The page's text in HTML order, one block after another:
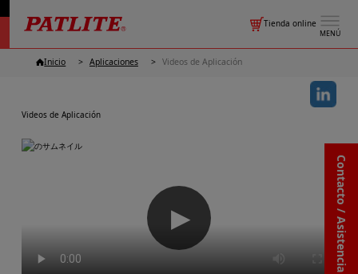
MENÚ
Tienda online
Contacto / Asistencia
Inicio Aplicaciones Videos de Aplicación
Videos de Aplicación
▶